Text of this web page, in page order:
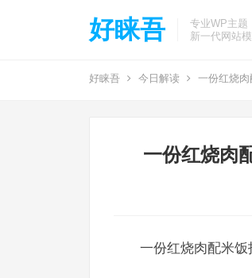
好睐吾
专业WP主题
新一代网站
好睐吾 今日解读 一份红烧
一份红烧肉
一份红烧肉配米